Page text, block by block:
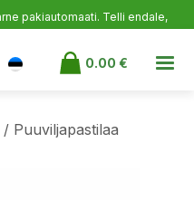
pakiautomaati. Telli endale,
0.00€
/ Puuviljapastilaa